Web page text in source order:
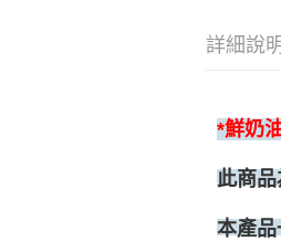
詳細說
*鮮奶
此商
本產